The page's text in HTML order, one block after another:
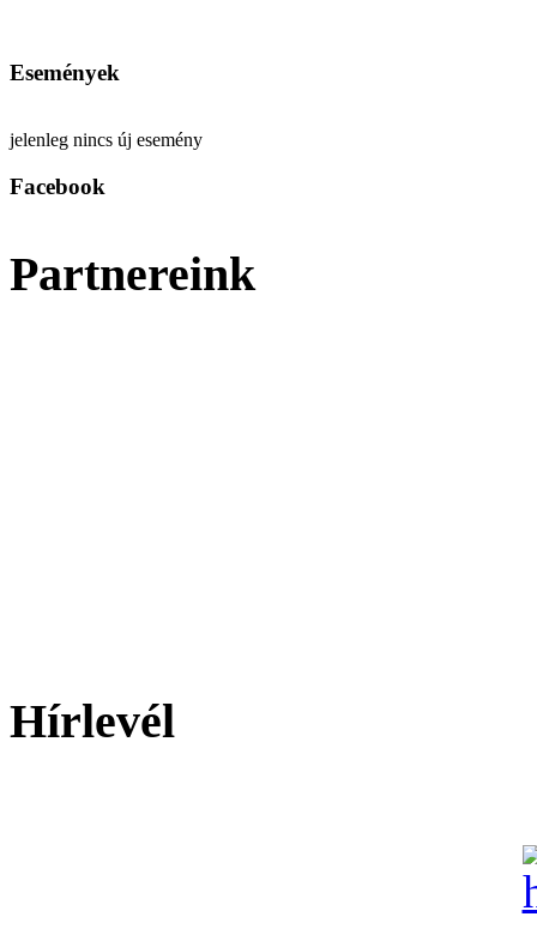
Események
jelenleg nincs új esemény
Facebook
Partnereink
Hírlevél